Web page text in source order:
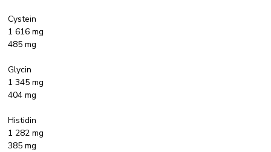
Cystein
1 616 mg
485 mg
Glycin
1 345 mg
404 mg
Histidin
1 282 mg
385 mg